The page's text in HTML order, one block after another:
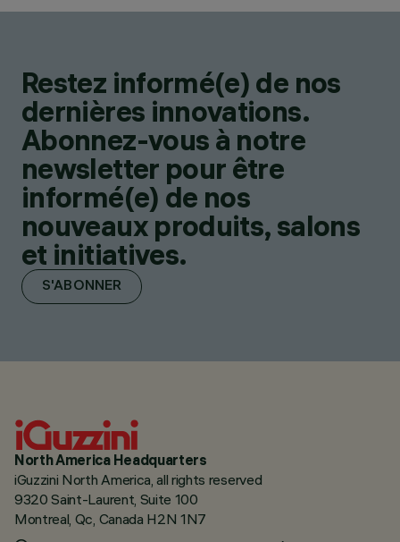
Restez informé(e) de nos
dernières innovations.
Abonnez-vous à notre
newsletter pour être
informé(e) de nos
nouveaux produits, salons
et initiatives.
S'ABONNER
North America Headquarters
iGuzzini North America, all rights reserved
9320 Saint-Laurent, Suite 100
Montreal, Qc, Canada H2N 1N7